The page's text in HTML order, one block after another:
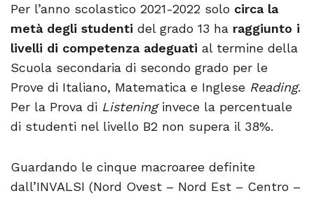
Per l’anno scolastico 2021-2022 solo circa la
metà degli studenti del grado 13 ha raggiunto i
livelli di competenza adeguati al termine della
Scuola secondaria di secondo grado per le
Prove di Italiano, Matematica e Inglese Reading.
Per la Prova di Listening invece la percentuale
di studenti nel livello B2 non supera il 38%.
Guardando le cinque macroaree definite
dall’INVALSI (Nord Ovest – Nord Est – Centro –